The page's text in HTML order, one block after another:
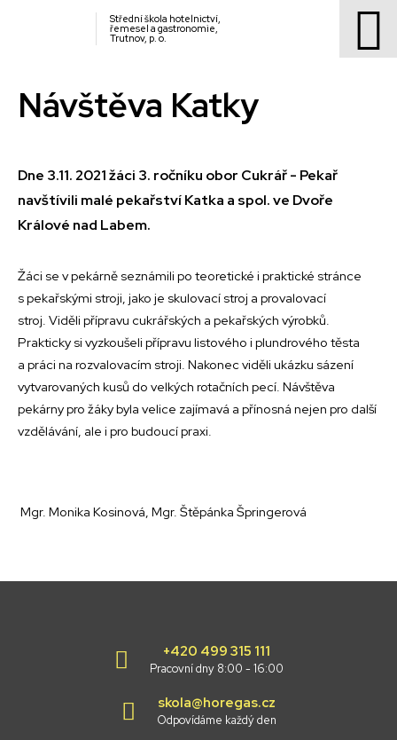
Střední škola hotelnictví,
řemesel a gastronomie,
Trutnov, p. o.
Návštěva Katky
Dne 3.11. 2021 žáci 3. ročníku obor Cukrář - Pekař
navštívili malé pekařství Katka a spol. ve Dvoře
Králové nad Labem.
Žáci se v pekárně seznámili po teoretické i praktické stránce
s pekařskými stroji, jako je skulovací stroj a provalovací
stroj. Viděli přípravu cukrářských a pekařských výrobků.
Prakticky si vyzkoušeli přípravu listového i plundrového těsta
a práci na rozvalovacím stroji. Nakonec viděli ukázku sázení
vytvarovaných kusů do velkých rotačních pecí. Návštěva
pekárny pro žáky byla velice zajímavá a přínosná nejen pro další
vzdělávání, ale i pro budoucí praxi.
Mgr. Monika Kosinová, Mgr. Štěpánka Špringerová
+420 499 315 111
Pracovní dny 8:00 - 16:00
skola@horegas.cz
Odpovídáme každý den